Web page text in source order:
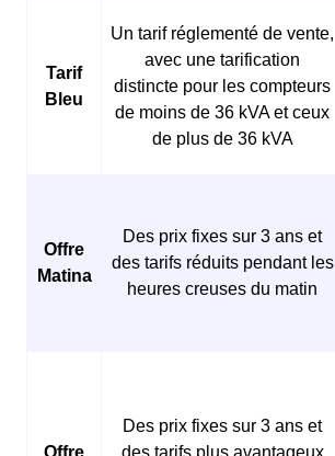
Tarif
Bleu
Un tarif réglementé de vente,
avec une tarification
distincte pour les compteurs
de moins de 36 kVA et ceux
de plus de 36 kVA
Offre
Matina
Des prix fixes sur 3 ans et
des tarifs réduits pendant les
heures creuses du matin
Des prix fixes sur 3 ans et